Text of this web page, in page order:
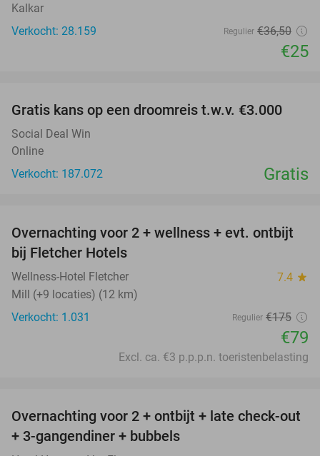
Kalkar
Verkocht: 28.159
Regulier €36,50
€25
Gratis kans op een droomreis t.w.v. €3.000
Social Deal Win
Online
Verkocht: 187.072
Gratis
55%
Overnachting voor 2 + wellness + evt. ontbijt
bij Fletcher Hotels
Wellness-Hotel Fletcher 7.4 star
Mill (+9 locaties) (12 km)
Verkocht: 1.031
Regulier €175
€79
Excl. ca. €3 p.p.p.n. toeristenbelasting
46%
Overnachting voor 2 + ontbijt + late check-out
+ 3-gangendiner + bubbels